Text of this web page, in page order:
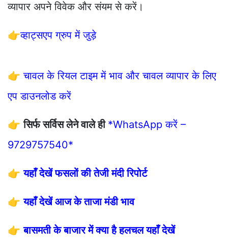
व्यापार अपने विवेक और संयम से करें।
👉व्हाट्सएप ग्रुप में जुड़े
👉चावल के रियल टाइम में भाव और चावल व्यापार के लिए
एप डाउनलोड करें
👉सिर्फ सर्विस लेने वाले ही *WhatsApp करें –
9729757540*
👉यहाँ देखें फसलों की तेजी मंदी रिपोर्ट
👉यहाँ देखें आज के ताजा मंडी भाव
👉बासमती के बाजार में क्या है हलचल यहाँ देखें